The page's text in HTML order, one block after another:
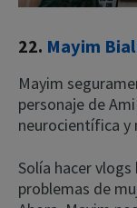
22. Mayim
Mayim
personaje de
neurocientífica y
Solía hacer
problemas de